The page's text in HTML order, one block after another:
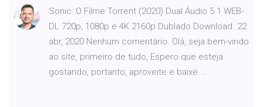
Sonic: O Filme Torrent (2020) Dual Áudio 5.1 WEB-
DL 720p, 1080p e 4K 2160p Dublado Download. 22
abr, 2020 Nenhum comentário. Olá, seja bem-vindo
ao site, primeiro de tudo, Espero que esteja
gostando, portanto, aproveite e baixe …